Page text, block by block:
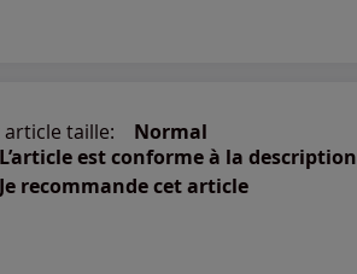
article taille:
Normal
est conforme à la description
recommande cet article